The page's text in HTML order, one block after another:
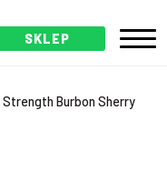
SKLEP
Strength Burbon Sherry